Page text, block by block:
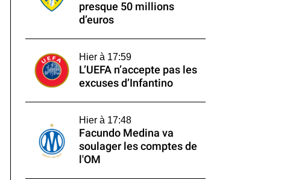
presque 50 millions
d’euros
Hier à 17:59
L’UEFA n’accepte pas les
excuses d’Infantino
Hier à 17:48
Facundo Medina va
soulager les comptes de
l'OM